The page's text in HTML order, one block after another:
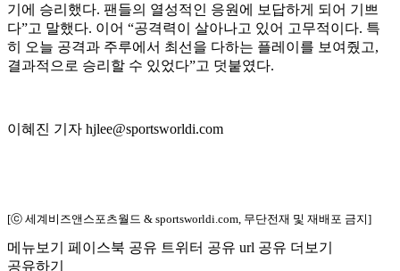
기에 승리했다. 팬들의 열성적인 응원에 보답하게 되어 기쁘
다”고 말했다. 이어 “공격력이 살아나고 있어 고무적이다. 특
히 오늘 공격과 주루에서 최선을 다하는 플레이를 보여줬고,
결과적으로 승리할 수 있었다”고 덧붙였다.
이혜진 기자 hjlee@sportsworldi.com
[ⓒ 세계비즈앤스포츠월드 & sportsworldi.com, 무단전재 및 재배포 금지]
메뉴보기 페이스북 공유 트위터 공유 url 공유 더보기
공유하기